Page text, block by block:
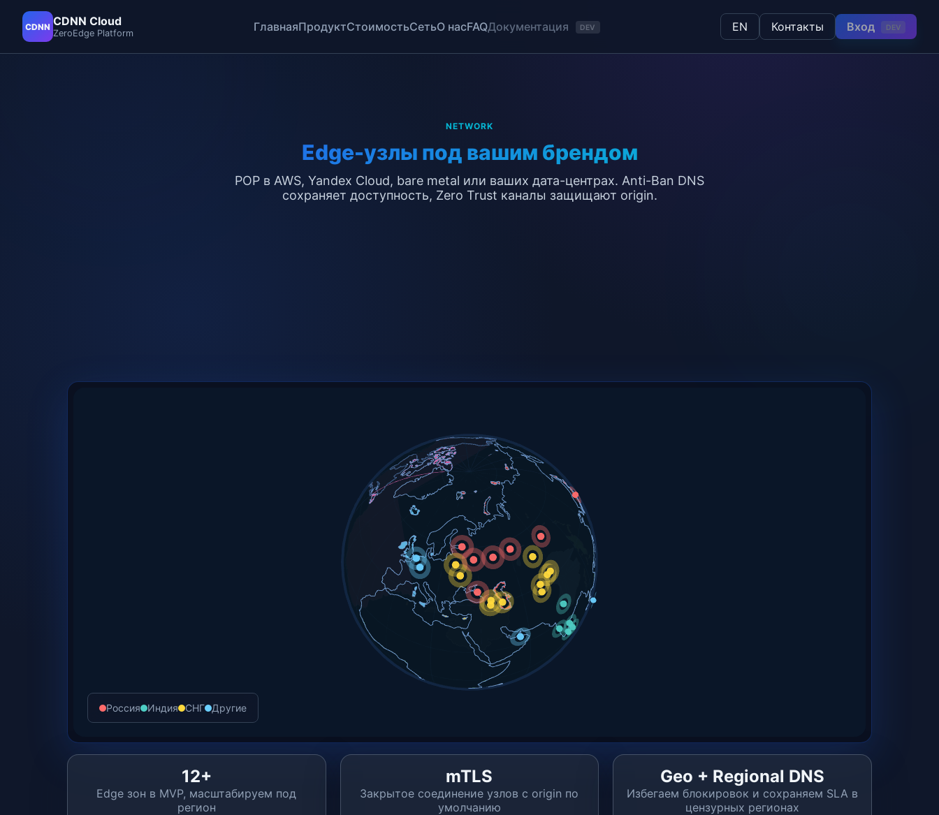
CDNN CDNN Cloud
ZeroEdge Platform ГлавнаяПродуктСтоимостьСетьО насFAQДокументация DEV EN Контакты Вход DEV
NETWORK
Edge-узлы под вашим брендом
POP в AWS, Yandex Cloud, bare metal или ваших дата-центрах. Anti-Ban DNS
сохраняет доступность, Zero Trust каналы защищают origin.
Россия Индия СНГ Другие
12+
Edge зон в MVP, масштабируем под
регион
mTLS
Закрытое соединение узлов с origin по
умолчанию
Geo + Regional DNS
Избегаем блокировок и сохраняем SLA в
цензурных регионах